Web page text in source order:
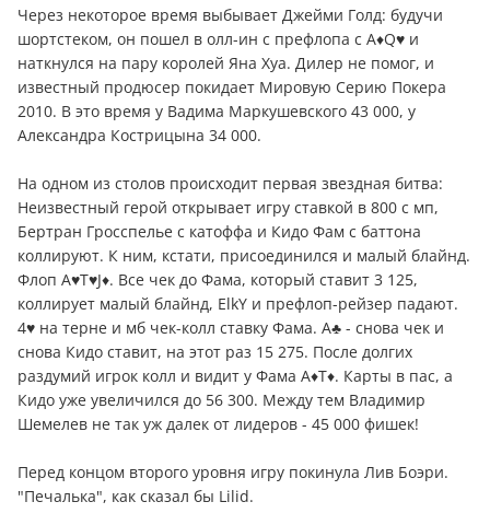
Через некоторое время выбывает Джейми Голд: будучи
шортстеком, он пошел в олл-ин с префлопа с A♦Q♥ и
наткнулся на пару королей Яна Хуа. Дилер не помог, и
известный продюсер покидает Мировую Серию Покера
2010. В это время у Вадима Маркушевского 43 000, у
Александра Кострицына 34 000.
На одном из столов происходит первая звездная битва:
Неизвестный герой открывает игру ставкой в 800 с мп,
Бертран Гросспелье с катоффа и Кидо Фам с баттона
коллируют. К ним, кстати, присоединился и малый блайнд.
Флоп A♥T♥J♦. Все чек до Фама, который ставит 3 125,
коллирует малый блайнд, ElkY и префлоп-рейзер падают.
4♥ на терне и мб чек-колл ставку Фама. A♣ - снова чек и
снова Кидо ставит, на этот раз 15 275. После долгих
раздумий игрок колл и видит у Фама A♦T♦. Карты в пас, а
Кидо уже увеличился до 56 300. Между тем Владимир
Шемелев не так уж далек от лидеров - 45 000 фишек!
Перед концом второго уровня игру покинула Лив Боэри.
"Печалька", как сказал бы Lilid.